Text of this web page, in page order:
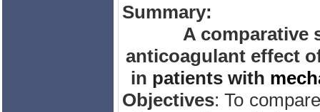
Summary:
A comparative
anticoagulant effect
in patients with
Objectives: To compare